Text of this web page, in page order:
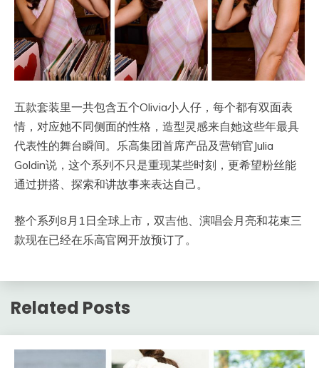
​五款套装里一共包含五个Olivia小人仔，每个都有双面表
情，对应她不同侧面的性格，造型灵感来自她这些年最具
代表性的舞台瞬间。乐高集团首席产品及营销官Julia
Goldin说，这个系列不只是重现某些时刻，更希望粉丝能
通过拼搭、探索和讲故事来表达自己。
整个系列8月1日全球上市，双吉他、演唱会月亮和花束三
款现在已经在乐高官网开放预订了。
Related Posts